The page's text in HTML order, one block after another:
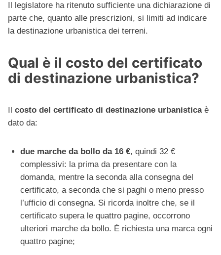
Il legislatore ha ritenuto sufficiente una dichiarazione di
parte che, quanto alle prescrizioni, si limiti ad indicare
la destinazione urbanistica dei terreni.
Qual è il costo del certificato
di destinazione urbanistica?
costo del certificato di destinazione urbanisticaè
dato da:
due marche da bollo da 16 €, quindi 32 €
complessivi: la prima da presentare con la
domanda, mentre la seconda alla consegna del
certificato, a seconda che si paghi o meno presso
l’ufficio di consegna. Si ricorda inoltre che, se il
certificato supera le quattro pagine, occorrono
ulteriori marche da bollo. È richiesta una marca ogni
quattro pagine;